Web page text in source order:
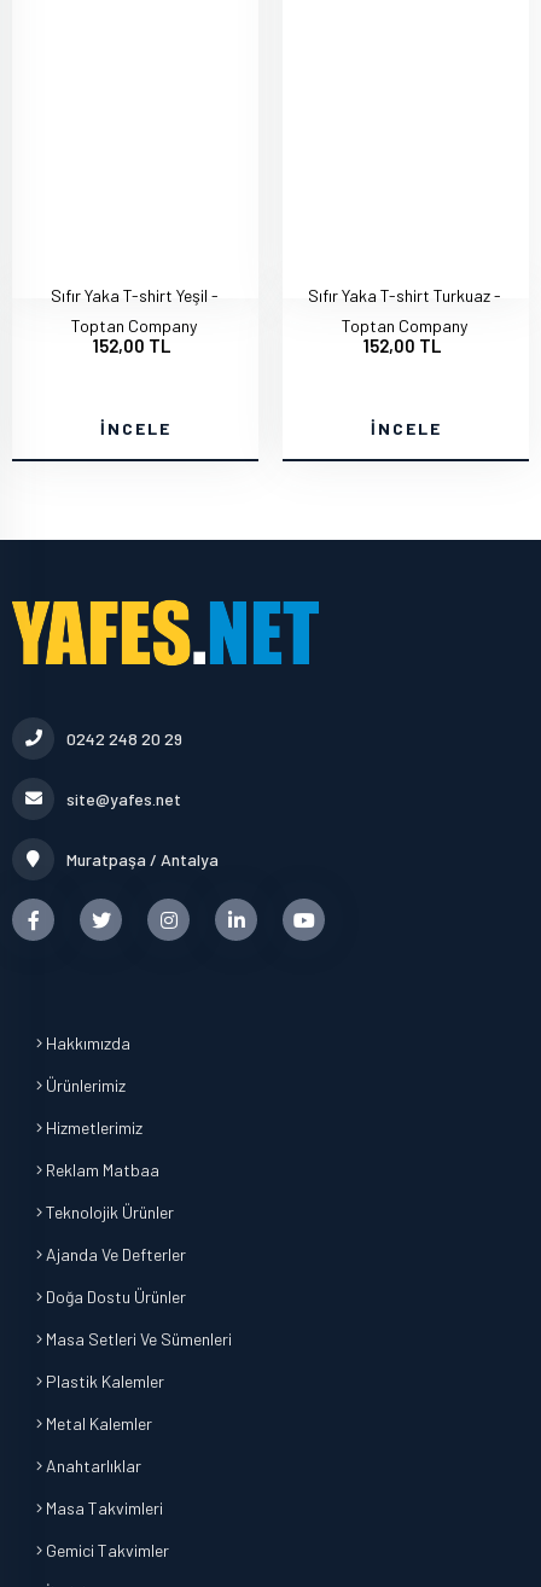
Sıfır Yaka T-shirt Yeşil -
Toptan Company
152,00 TL
İNCELE
Sıfır Yaka T-shirt Turkuaz -
Toptan Company
152,00 TL
İNCELE
0242 248 20 29
site@yafes.net
Muratpaşa / Antalya
Hakkımızda
Ürünlerimiz
Hizmetlerimiz
Reklam Matbaa
Teknolojik Ürünler
Ajanda Ve Defterler
Doğa Dostu Ürünler
Masa Setleri Ve Sümenleri
Plastik Kalemler
Metal Kalemler
Anahtarlıklar
Masa Takvimleri
Gemici Takvimler